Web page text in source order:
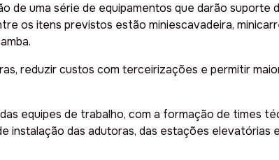
de uma série de equipamentos que darão suporte
os itens previstos estão miniescavadeira,
reduzir custos com terceirizações e permitir
equipes de trabalho, com a formação de times
das adutoras, das estações elevatórias